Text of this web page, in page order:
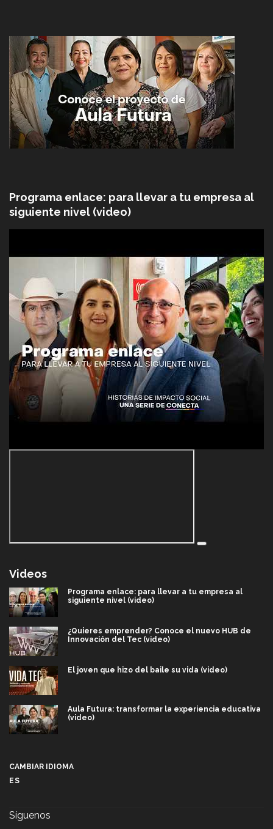
Programa enlace: para llevar a tu empresa al
siguiente nivel (video)
Videos
Programa enlace: para llevar a tu empresa al
siguiente nivel (video)
¿Quieres emprender? Conoce el nuevo HUB de
Innovación del Tec (video)
El joven que hizo del baile su vida (video)
Aula Futura: transformar la experiencia educativa
(video)
CAMBIAR IDIOMA
ES
Síguenos